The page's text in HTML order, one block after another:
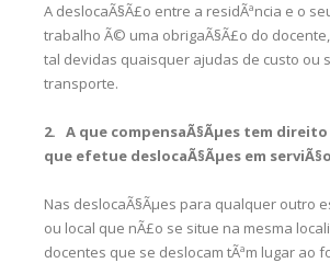
A deslocaÃ§Ã£o entre a residÃªncia e o
trabalho Ã© uma obrigaÃ§Ã£o do
tal devidas quaisquer ajudas de custo ou
transporte.
2. A que compensaÃ§Ãµes tem
que efetue deslocaÃ§Ãµes em
Nas deslocaÃ§Ãµes para qualquer outro
ou local que nÃ£o se situe na mesma
docentes que se deslocam tÃªm lugar ao